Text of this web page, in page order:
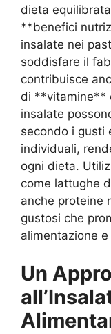
dieta
**benefici
insalate nei
soddisfare il
contribuisce
di **vitamine**
insalate
secondo i gusti
individuali,
ogni dieta.
come lattughe
anche proteine
gustosi che
alimentazione
Un